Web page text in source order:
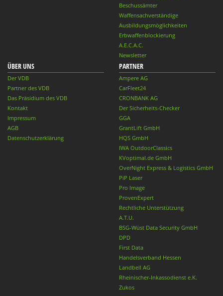
Beschussämter
Waffensachverständige
Ausbildungsmöglichkeiten
Erbwaffenblockierung
A.E.C.A.C.
Newsletter
ÜBER UNS
Der VDB
Partner des VDB
Das Präsidium des VDB
Kontakt
Impressum
AGB
Datenschutzerklärung
PARTNER
Ampere AG
CarFleet24
CRONBANK AG
Der Sicherheits-Checker
GGA
GrantLift GmbH
HQS GmbH
IWA OutdoorClassics
KVoptimal.de GmbH
OverNight Express & Logistics GmbH
PiP Laser
Pro Image
ProvenExpert
Rechtliche Unterstützung
A.T.U.
BSG-Wüst Data Security GmbH
DPD
First Data
Handelsverband Hessen
Landbell AG
Rheinischer-Inkassodienst e.K.
Zukos